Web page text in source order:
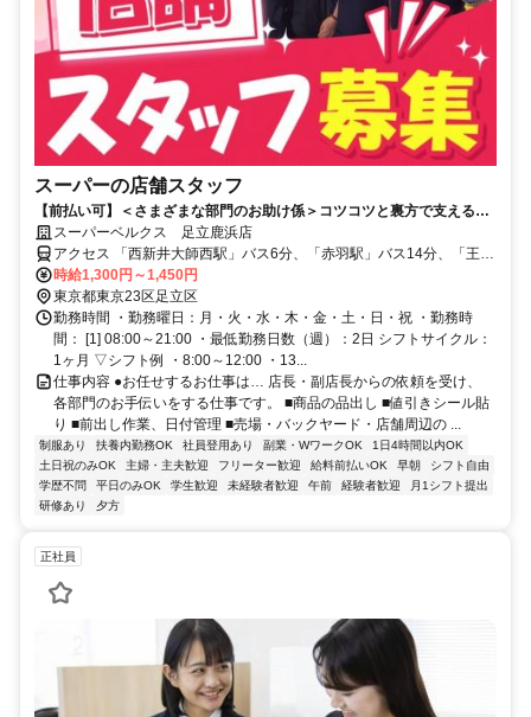
スーパーの店舗スタッフ
【前払い可】＜さまざまな部門のお助け係＞コツコツと裏方で支える！
週2日＆3h～扶養内勤務もOK♪
スーパーベルクス 足立鹿浜店
アクセス 「西新井大師西駅」バス6分、「赤羽駅」バス14分、「王子
駅」バス16分 ★自転車通勤OK★自動車通勤応相談
時給1,300円～1,450円
東京都東京23区足立区
勤務時間 ・勤務曜日：月・火・水・木・金・土・日・祝 ・勤務時
間： [1] 08:00～21:00 ・最低勤務日数（週）：2日 シフトサイクル：
1ヶ月 ▽シフト例 ・8:00～12:00 ・13...
仕事内容 ●お任せするお仕事は… 店長・副店長からの依頼を受け、
各部門のお手伝いをする仕事です。 ■商品の品出し ■値引きシール貼
り ■前出し作業、日付管理 ■売場・バックヤード・店舗周辺の ...
制服あり 扶養内勤務OK 社員登用あり 副業・WワークOK
1日4時間以内OK
土日祝のみOK
主婦・主夫歓迎 フリーター歓迎 給料前払いOK 早朝
シフト自由
学歴不問
平日のみOK 学生歓迎 未経験者歓迎 午前 経験者歓迎
月1シフト提出
研修あり
夕方
正社員